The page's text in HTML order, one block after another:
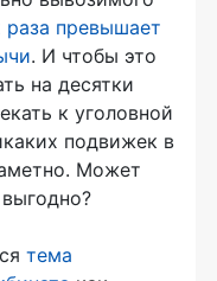
раза превышает
. И чтобы это
на десятки
к уголовной
подвижек в
Может
тема